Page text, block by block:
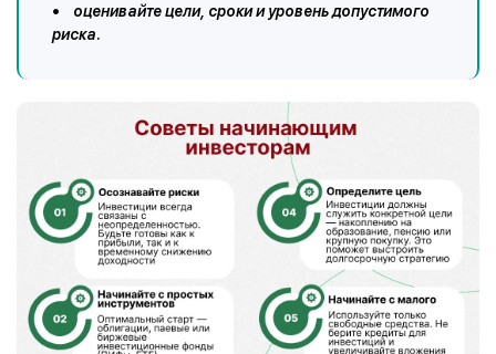
• оценивайте цели, сроки и уровень допустимого
риска.